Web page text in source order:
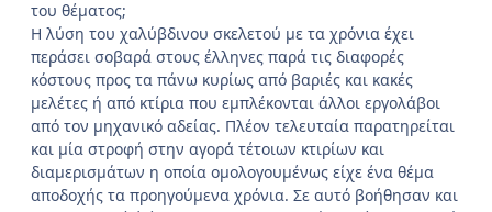
του θέματος;
Η λύση του χαλύβδινου σκελετού με τα χρόνια έχει
περάσει σοβαρά στους έλληνες παρά τις διαφορές
κόστους προς τα πάνω κυρίως από βαριές και κακές
μελέτες ή από κτίρια που εμπλέκονται άλλοι εργολάβοι
από τον μηχανικό αδείας. Πλέον τελευταία παρατηρείται
και μία στροφή στην αγορά τέτοιων κτιρίων και
διαμερισμάτων η οποία ομολογουμένως είχε ένα θέμα
αποδοχής τα προηγούμενα χρόνια. Σε αυτό βοήθησαν και